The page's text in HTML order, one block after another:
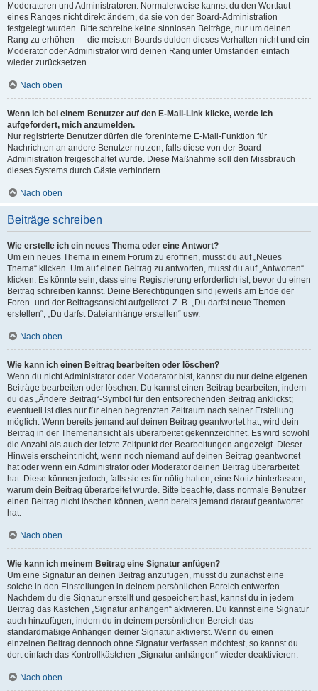
Moderatoren und Administratoren. Normalerweise kannst du den Wortlaut
eines Ranges nicht direkt ändern, da sie von der Board-Administration
festgelegt wurden. Bitte schreibe keine sinnlosen Beiträge, nur um deinen
Rang zu erhöhen — die meisten Boards dulden dieses Verhalten nicht und ein
Moderator oder Administrator wird deinen Rang unter Umständen einfach
wieder zurücksetzen.
Nach oben
Wenn ich bei einem Benutzer auf den E-Mail-Link klicke, werde ich
aufgefordert, mich anzumelden.
Nur registrierte Benutzer dürfen die foreninterne E-Mail-Funktion für
Nachrichten an andere Benutzer nutzen, falls diese von der Board-
Administration freigeschaltet wurde. Diese Maßnahme soll den Missbrauch
dieses Systems durch Gäste verhindern.
Nach oben
Beiträge schreiben
Wie erstelle ich ein neues Thema oder eine Antwort?
Um ein neues Thema in einem Forum zu eröffnen, musst du auf „Neues
Thema“ klicken. Um auf einen Beitrag zu antworten, musst du auf „Antworten“
klicken. Es könnte sein, dass eine Registrierung erforderlich ist, bevor du einen
Beitrag schreiben kannst. Deine Berechtigungen sind jeweils am Ende der
Foren- und der Beitragsansicht aufgelistet. Z. B. „Du darfst neue Themen
erstellen“, „Du darfst Dateianhänge erstellen“ usw.
Nach oben
Wie kann ich einen Beitrag bearbeiten oder löschen?
Wenn du nicht Administrator oder Moderator bist, kannst du nur deine eigenen
Beiträge bearbeiten oder löschen. Du kannst einen Beitrag bearbeiten, indem
du das „Ändere Beitrag“-Symbol für den entsprechenden Beitrag anklickst;
eventuell ist dies nur für einen begrenzten Zeitraum nach seiner Erstellung
möglich. Wenn bereits jemand auf deinen Beitrag geantwortet hat, wird dein
Beitrag in der Themenansicht als überarbeitet gekennzeichnet. Es wird sowohl
die Anzahl als auch der letzte Zeitpunkt der Bearbeitungen angezeigt. Dieser
Hinweis erscheint nicht, wenn noch niemand auf deinen Beitrag geantwortet
hat oder wenn ein Administrator oder Moderator deinen Beitrag überarbeitet
hat. Diese können jedoch, falls sie es für nötig halten, eine Notiz hinterlassen,
warum dein Beitrag überarbeitet wurde. Bitte beachte, dass normale Benutzer
einen Beitrag nicht löschen können, wenn bereits jemand darauf geantwortet
hat.
Nach oben
Wie kann ich meinem Beitrag eine Signatur anfügen?
Um eine Signatur an deinen Beitrag anzufügen, musst du zunächst eine
solche in den Einstellungen in deinem persönlichen Bereich entwerfen.
Nachdem du die Signatur erstellt und gespeichert hast, kannst du in jedem
Beitrag das Kästchen „Signatur anhängen“ aktivieren. Du kannst eine Signatur
auch hinzufügen, indem du in deinem persönlichen Bereich das
standardmäßige Anhängen deiner Signatur aktivierst. Wenn du einen
einzelnen Beitrag dennoch ohne Signatur verfassen möchtest, so kannst du
dort einfach das Kontrollkästchen „Signatur anhängen“ wieder deaktivieren.
Nach oben